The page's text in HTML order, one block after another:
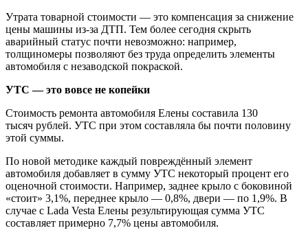
Утрата товарной стоимости — это компенсация за снижение
цены машины из-за ДТП. Тем более сегодня скрыть
аварийный статус почти невозможно: например,
толщиномеры позволяют без труда определить элементы
автомобиля с незаводской покраской.
УТС — это вовсе не копейки
Стоимость ремонта автомобиля Елены составила 130
тысяч рублей. УТС при этом составляла бы почти половину
этой суммы.
По новой методике каждый повреждённый элемент
автомобиля добавляет в сумму УТС некоторый процент его
оценочной стоимости. Например, заднее крыло с боковиной
«стоит» 3,1%, переднее крыло — 0,8%, двери — по 1,9%. В
случае с Lada Vesta Елены результирующая сумма УТС
составляет примерно 7,7% цены автомобиля.